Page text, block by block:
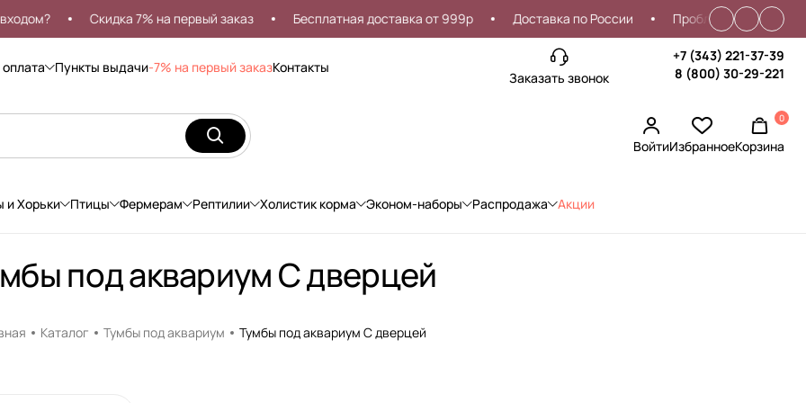
Скидка 7% на первый заказ Бесплатная доставка от 999р Доставка по России Проблемы со входом?
Пункты выдачи-7% на первый заказКонтакты
Заказать звонок
+7 (343) 221-37-39
8 (800) 30-29-221
ВойтиИзбранное
0
Корзина
и Хорьки Птицы Фермерам Рептилии Холистик корма Эконом-наборы Распродажа Акции
под аквариум С дверцей
Каталог Тумбы под аквариум Тумбы под аквариум С дверцей